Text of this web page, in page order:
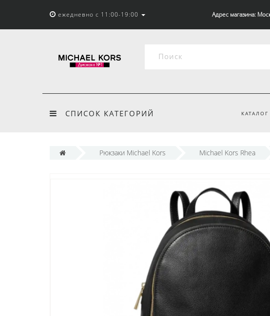
ежедневно с 11:00-19:00 Адрес магазина:
СПИСОК КАТЕГОРИЙ КАТАЛОГ
Рюкзаки Michael Kors Michael Kors Rhea